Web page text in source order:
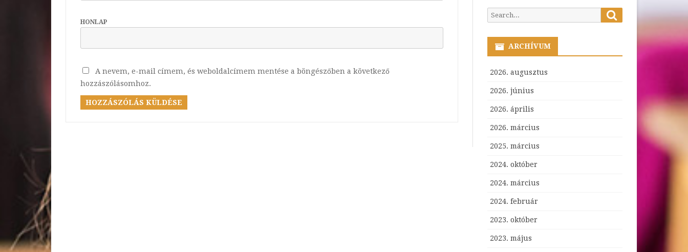
HONLAP
A nevem, e-mail címem, és weboldalcímem mentése a böngészőben a következő
hozzászólásomhoz.
Search
ARCHÍVUM
2026. augusztus
2026. június
2026. április
2026. március
2025. március
2024. október
2024. március
2024. február
2023. október
2023. május